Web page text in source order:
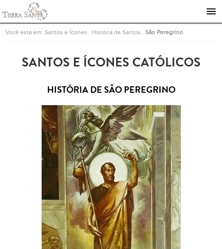
Ir para a página inicial
Você está em:Santos e Ícones História de Santos .São Peregrino
SANTOS E ÍCONES CATÓLICOS
HISTÓRIA DE SÃO PEREGRINO